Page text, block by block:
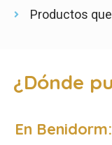
Productos
¿Dónde
En Benidorm: